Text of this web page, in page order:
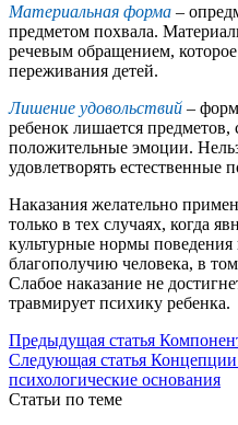
Материальная форма –
предметом похвала.
речевым обращением,
переживания детей.
Лишение удовольствий –
ребенок лишается предметов,
положительные эмоции.
удовлетворять естественные
Наказания желательно
только в тех случаях, когда
культурные нормы поведения
благополучию человека, в
Слабое наказание не
травмирует психику ребенка.
Предыдущая статья
Следующая статья Концепции
психологические основания
Статьи по теме